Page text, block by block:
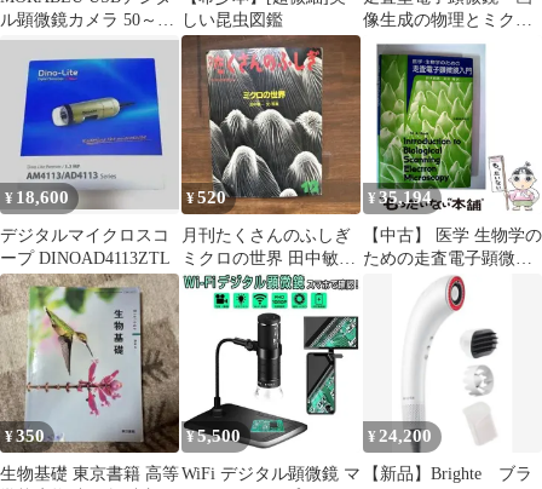
ル顕微鏡カメラ 50～
1600倍拡大 スマホPC対
応 ポータブル電子顕微
鏡 HDカメラ付き LED
搭載 Android互換 作業
観察用
しい昆虫図鑑
像生成の物理とミクロ
分析 REIMER
¥ 18,600
デジタルマイクロスコ
ープ DINOAD4113ZTL
¥520
月刊たくさんのふしぎ
ミクロの世界 田中敏
一 ふしぎ新聞付き
¥ 35,194
【中古】 医学 生物学の
ための走査電子顕微鏡
入門 / 鈴木昭男 永谷 隆
¥350
生物基礎 東京書籍 高等
¥ 5,500
WiFi デジタル顕微鏡 マ
¥ 24,200
【新品】Brighte ブラ